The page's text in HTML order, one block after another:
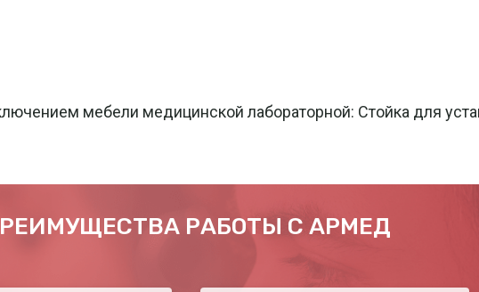
мебели медицинской лабораторной: Стойка для
РАБОТЫ С АРМЕД